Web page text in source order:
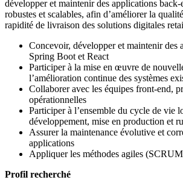
développer et maintenir des applications
robustes et scalables, afin d’améliorer la
rapidité de livraison des solutions digitales
Concevoir, développer et maintenir des
Spring Boot et React
Participer à la mise en œuvre de
l’amélioration continue des systèmes
Collaborer avec les équipes front-end,
opérationnelles
Participer à l’ensemble du cycle de vie
développement, mise en production et
Assurer la maintenance évolutive et
applications
Appliquer les méthodes agiles
Profil recherché